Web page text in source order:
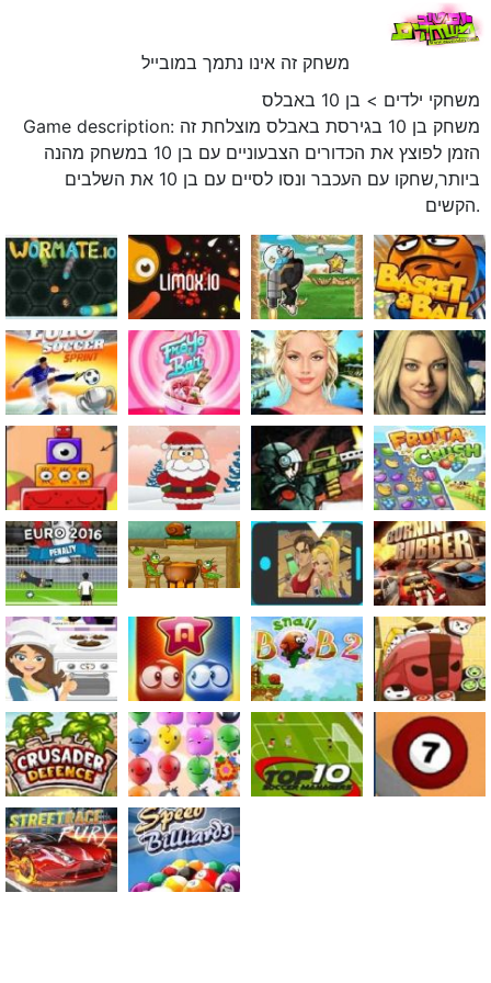
משחק זה אינו נתמך במובייל
משחקי ילדים > בן 10 באבלס
Game description: משחק בן 10 בגירסת באבלס מוצלחת זה
הזמן לפוצץ את הכדורים הצבעוניים עם בן 10 במשחק מהנה
ביותר,שחקו עם העכבר ונסו לסיים עם בן 10 את השלבים
הקשים.